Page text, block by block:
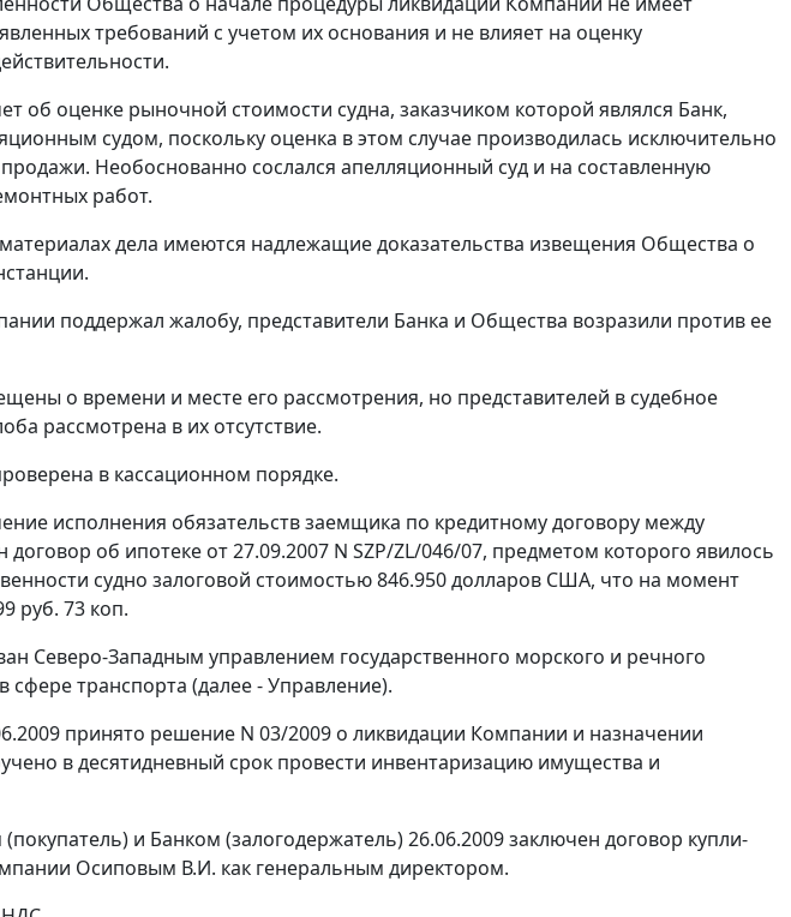
требований с учетом их основания и не влияет на оценку
об оценке рыночной стоимости судна, заказчиком которой являлся Банк,
судом, поскольку оценка в этом случае производилась исключительно
продажи. Необоснованно сослался апелляционный суд и на составленную
работ.
дела имеются надлежащие доказательства извещения Общества о
поддержал жалобу, представители Банка и Общества возразили против ее
о времени и месте его рассмотрения, но представителей в судебное
рассмотрена в их отсутствие.
в кассационном порядке.
исполнения обязательств заемщика по кредитному договору между
об ипотеке от 27.09.2007 N SZP/ZL/046/07, предметом которого явилось
судно залоговой стоимостью 846.950 долларов США, что на момент
руб. 73 коп.
Северо-Западным управлением государственного морского и речного
транспорта (далее - Управление).
принято решение N 03/2009 о ликвидации Компании и назначении
в десятидневный срок провести инвентаризацию имущества и
и Банком (залогодержатель) 26.06.2009 заключен договор купли-
Осиповым В.И. как генеральным директором.